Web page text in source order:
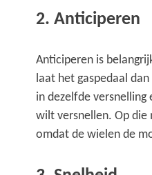
2. Anticiperen
Anticiperen is
laat het gaspedaal
in dezelfde versnelling
wilt versnellen. Op die
omdat de wielen de